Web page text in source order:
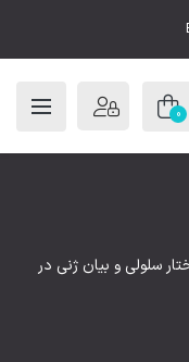
0
سلولی و بیان ژنی در